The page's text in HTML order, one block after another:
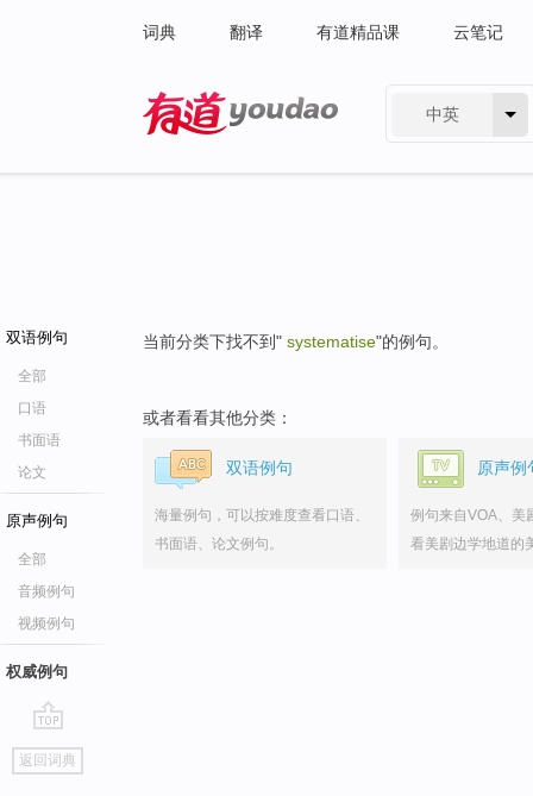
词典 翻译 有道精品课 云笔记
中英
双语例句
全部
口语
书面语
论文
原声例句
全部
音频例句
视频例句
权威例句
go
top
返回词典
当前分类下找不到" systematise"的例句。
或者看看其他分类：
双语例句
海量例句，可以按难度查看口语、
书面语、论文例句。
原声例
例句来自VOA、美
看美剧边学地道的